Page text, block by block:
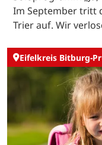
Im September tritt
Trier auf. Wir
Eifelkreis Bitburg-